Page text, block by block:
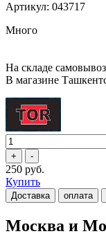
Артикул: 043717
Много
На складе
В магазине
250 руб.
Купить
Доставка оплата
Москва и